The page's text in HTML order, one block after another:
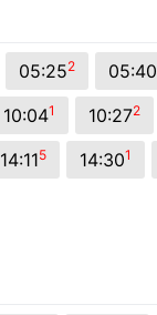
05:252 05:40
10:041 10:272
14:115 14:301